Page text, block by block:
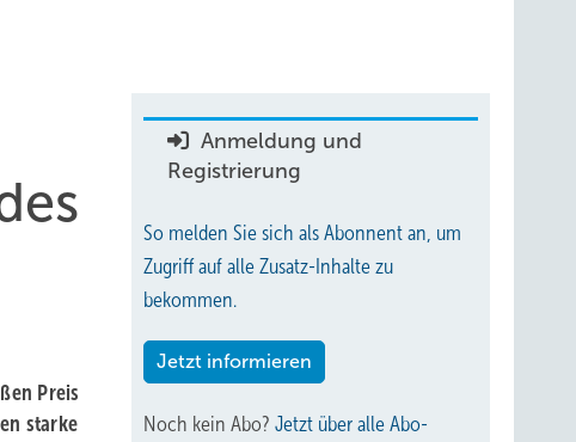
Preis
starke
Anmeldung und
Registrierung
So melden Sie sich als Abonnent an, um
Zugriff auf alle Zusatz-Inhalte zu
bekommen.
Jetzt informieren
Noch kein Abo? Jetzt über alle Abo-